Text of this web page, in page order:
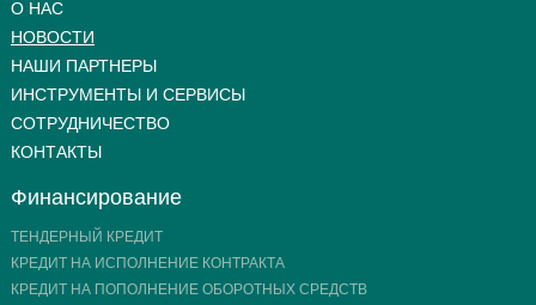
О НАС
НОВОСТИ
НАШИ ПАРТНЕРЫ
ИНСТРУМЕНТЫ И СЕРВИСЫ
СОТРУДНИЧЕСТВО
КОНТАКТЫ
Финансирование
ТЕНДЕРНЫЙ КРЕДИТ
КРЕДИТ НА ИСПОЛНЕНИЕ КОНТРАКТА
КРЕДИТ НА ПОПОЛНЕНИЕ ОБОРОТНЫХ СРЕДСТВ